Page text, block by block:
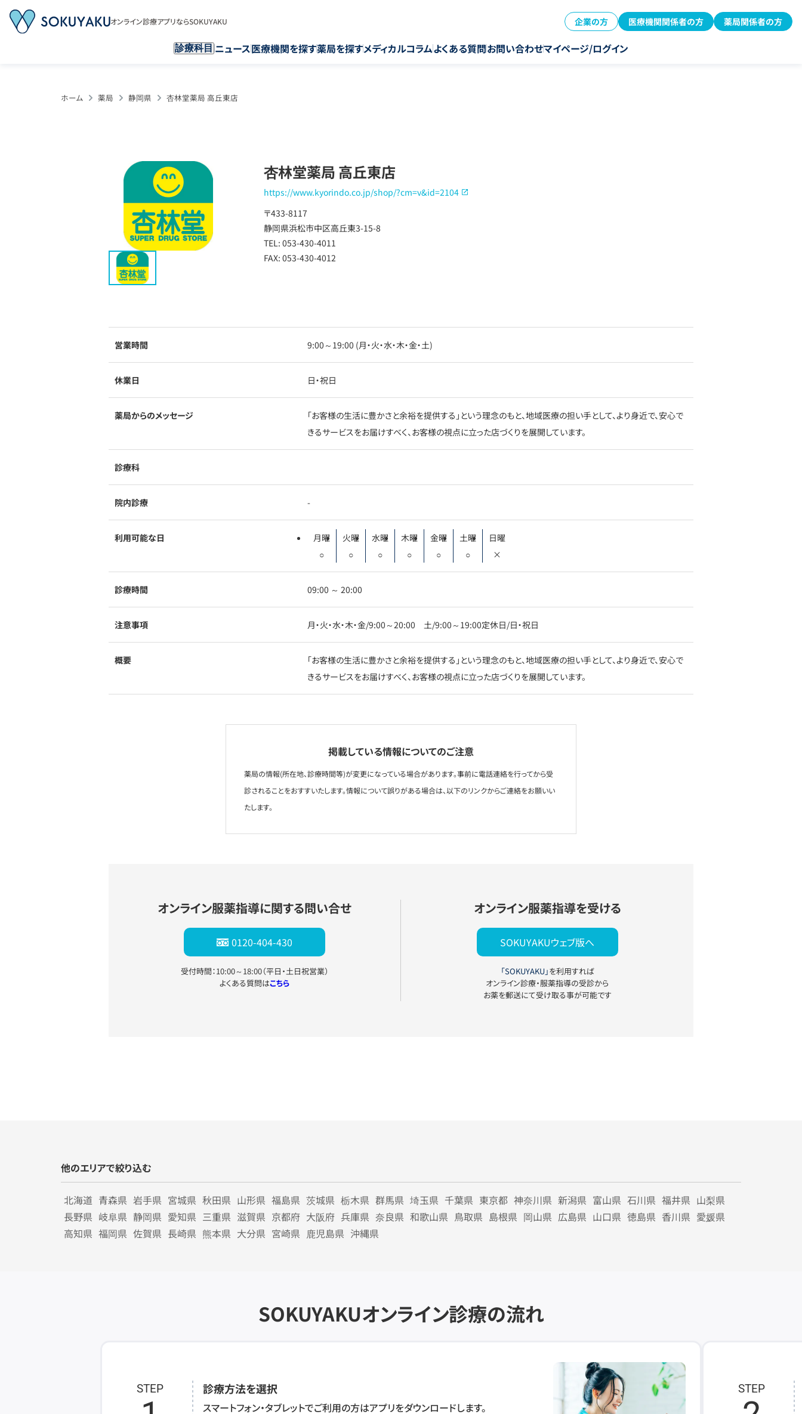
オンライン診療アプリならSOKUYAKU 企業の方 医療機関関係者の方 薬局関係者の方
診療科目 ニュース医療機関を探す薬局を探すメディカルコラムよくある質問お問い合わせマイページ/ログイン
ホーム 薬局 静岡県 杏林堂薬局 高丘東店
杏林堂薬局 高丘東店
https://www.kyorindo.co.jp/shop/?cm=v&id=2104
〒433-8117
静岡県浜松市中区高丘東3-15-8
TEL: 053-430-4011
FAX: 053-430-4012
営業時間 9:00～19:00 (月・火・水・木・金・土)
休業日 日・祝日
薬局からのメッセージ
「お客様の生活に豊かさと余裕を提供する」という理念のもと、地域医療の担い手として、より身近で、安心で
きるサービスをお届けすべく、お客様の視点に立った店づくりを展開しています。
診療科
院内診療 -
利用可能な日
月曜
○
火曜
○
水曜
○
木曜
○
金曜
○
土曜
○
日曜
×
診療時間 09:00 ～ 20:00
注意事項 月・火・水・木・金/9:00～20:00 土/9:00～19:00定休日/日・祝日
概要
「お客様の生活に豊かさと余裕を提供する」という理念のもと、地域医療の担い手として、より身近で、安心で
きるサービスをお届けすべく、お客様の視点に立った店づくりを展開しています。
掲載している情報についてのご注意
薬局の情報(所在地、診療時間等)が変更になっている場合があります。事前に電話連絡を行ってから受
診されることをおすすいたします。情報について誤りがある場合は、以下のリンクからご連絡をお願いい
たします。
オンライン服薬指導に関する問い合せ
0120-404-430
受付時間：10:00～18:00（平日・土日祝営業）
よくある質問はこちら
オンライン服薬指導を受ける
SOKUYAKUウェブ版へ
「SOKUYAKU」を利用すれば
オンライン診療・服薬指導の受診から
お薬を郵送にて受け取る事が可能です
他のエリアで絞り込む
北海道 青森県 岩手県 宮城県 秋田県 山形県 福島県 茨城県 栃木県 群馬県 埼玉県 千葉県 東京都 神奈川県 新潟県 富山県 石川県 福井県 山梨県
長野県 岐阜県 静岡県 愛知県 三重県 滋賀県 京都府 大阪府 兵庫県 奈良県 和歌山県 鳥取県 島根県 岡山県 広島県 山口県 徳島県 香川県 愛媛県
高知県 福岡県 佐賀県 長崎県 熊本県 大分県 宮崎県 鹿児島県 沖縄県
SOKUYAKUオンライン診療の流れ
STEP 診療方法を選択
スマートフォン・タブレットでご利用の方はアプリをダウンロードします。
STEP